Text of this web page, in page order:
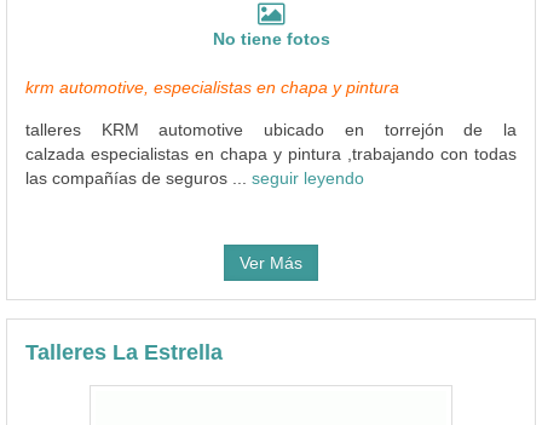
No tiene fotos
krm automotive, especialistas en chapa y pintura
talleres KRM automotive ubicado en torrejón de la
calzada especialistas en chapa y pintura ,trabajando con todas
las compañías de seguros ... seguir leyendo
Ver Más
Talleres La Estrella